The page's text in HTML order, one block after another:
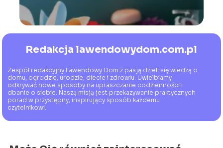
Redakcja lawendowydom.com.pl
Zespół redakcyjny Lawendowy Dom z pasją dzieli się wiedzą o
domu, ogrodzie, urodzie, diecie i zdrowiu. Uwielbiamy
odkrywać nowe sposoby na upraszczanie codzienności i
dbanie o siebie. Naszą misją jest przekazywanie praktycznych
porad w przystępny, inspirujący sposób każdemu
czytelnikowi.